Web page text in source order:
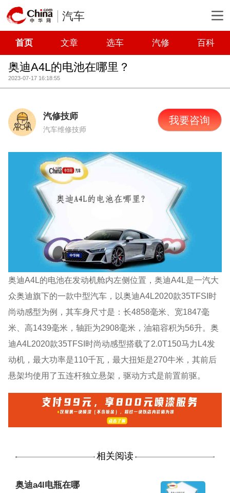
汽车
首页 文章 选车 汽修 百科
奥迪A4L的电池在哪里？
2023-07-17 16:18:55
汽修技师
汽车维修技师
我要咨询
奥迪A4L的电池在发动机舱内左侧位置，奥迪A4L是一汽大
众奥迪旗下的一款中型汽车，以奥迪A4L2020款35TFSI时
尚动感型为例，其车身尺寸是：长4858毫米、宽1847毫
米、高1439毫米，轴距为2908毫米，油箱容积为56升。奥
迪A4L2020款35TFSI时尚动感型搭载了2.0T150马力L4发
动机，最大功率是110千瓦，最大扭矩是270牛米，其前后
悬架均使用了五连杆独立悬架，驱动方式是前置前驱。
相关阅读
奥迪a4l电瓶在哪